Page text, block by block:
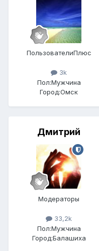
ПользователиПлюс
3k
Пол:Мужчина
Город:Омск
Дмитрий
Модераторы
33,2k
Пол:Мужчина
Город:Балашиха